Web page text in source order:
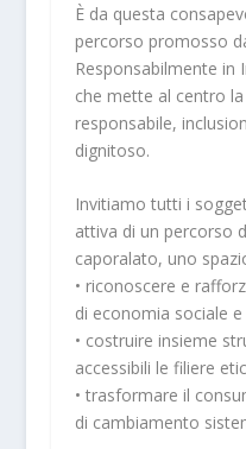
È da questa
percorso promosso
Responsabilmente in
che mette al centro
responsabile,
dignitoso.
Invitiamo tutti i
attiva di un percorso
caporalato, uno
• riconoscere e
di economia sociale e
• costruire insieme
accessibili le filiere
• trasformare il
di cambiamento